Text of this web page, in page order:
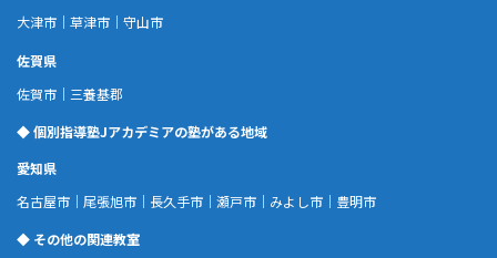
大津市 ｜ 草津市 ｜ 守山市
佐賀県
佐賀市 ｜ 三養基郡
◆ 個別指導塾Jアカデミアの塾がある地域
愛知県
名古屋市 ｜ 尾張旭市 ｜ 長久手市 ｜ 瀬戸市 ｜ みよし市 ｜ 豊明市
◆ その他の関連教室